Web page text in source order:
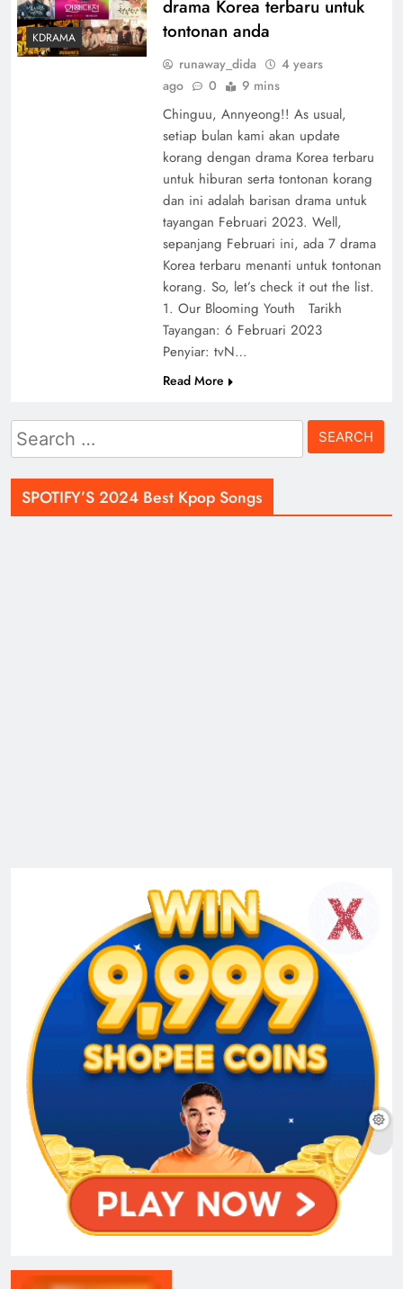
KDRAMA
drama Korea terbaru untuk
tontonan anda
runaway_dida
4 years
ago
0 9 mins
Chinguu, Annyeong!! As usual,
setiap bulan kami akan update
korang dengan drama Korea terbaru
untuk hiburan serta tontonan korang
dan ini adalah barisan drama untuk
tayangan Februari 2023. Well,
sepanjang Februari ini, ada 7 drama
Korea terbaru menanti untuk tontonan
korang. So, let’s check it out the list.
1. Our Blooming Youth Tarikh
Tayangan: 6 Februari 2023
Penyiar: tvN…
Read More
Search
for:
SPOTIFY’S 2024 Best Kpop Songs